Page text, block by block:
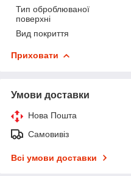
Тип оброблюваної
поверхні
Вид покриття
Приховати
Умови доставки
Нова Пошта
Самовивіз
Всі умови доставки